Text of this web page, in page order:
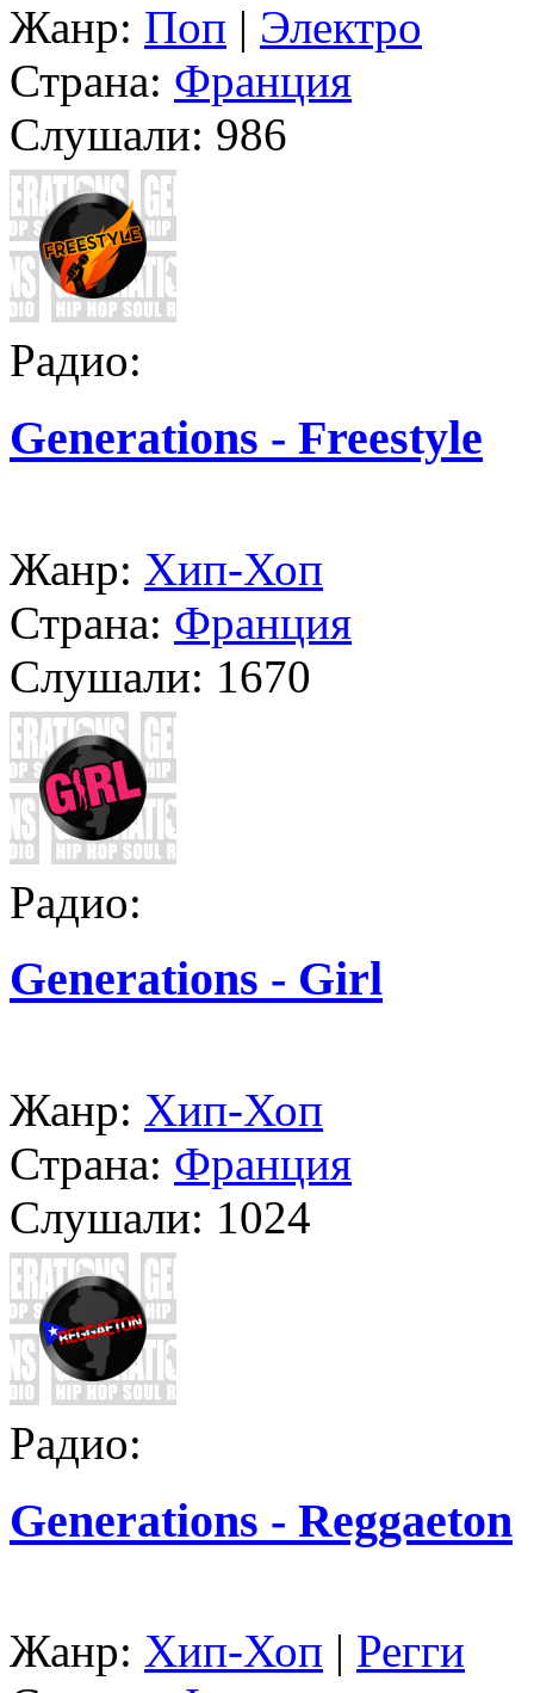
Жанр: Поп | Электро
Страна: Франция
Слушали: 986
Радио:
Generations - Freestyle
Жанр: Хип-Хоп
Страна: Франция
Слушали: 1670
Радио:
Generations - Girl
Жанр: Хип-Хоп
Страна: Франция
Слушали: 1024
Радио:
Generations - Reggaeton
Жанр: Хип-Хоп | Регги